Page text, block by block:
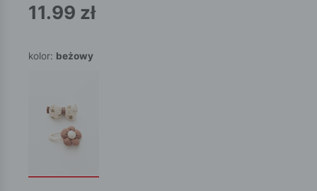
11.99 zł
kolor: beżowy